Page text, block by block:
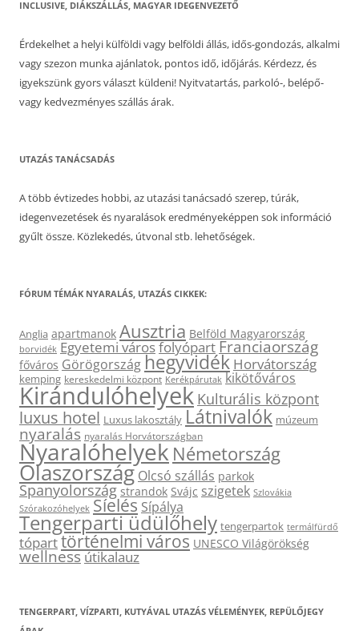
INCLUSIVE, DIÁKSZÁLLÁS, MAGYAR IDEGENVEZETŐ
Érdekelhet a helyi külföldi vagy belföldi állás, idős-gondozás, alkalmi
vagy szezon munka ajánlatok, pontos idő, időjárás. Kérdezz, és
igyekszünk gyors választ küldeni! Nyitvatartás, parkoló-, belépő-
vagy kedvezményes szállás árak.
UTAZÁS TANÁCSADÁS
A több évtizedes hobbi, az utazási tanácsadó szerep, túrák,
idegenvezetések és nyaralások eredményeképpen sok információ
gyűlt össze. Közlekedés, útvonal stb. lehetőségek.
FÓRUM TÉMÁK NYARALÁS, UTAZÁS CIKKEK:
Anglia apartmanok Ausztria Belföld Magyarország
borvidék Egyetemi városfolyópartFranciaország
főváros Görögországhegyvidék Horvátország
kemping kereskedelmi központ Kerékpárutak kikötőváros
Kirándulóhelyek Kulturális központ
luxus hotel Luxus lakosztály Látnivalók múzeum
nyaralás nyaralás Horvátországban
Nyaralóhelyek Németország
Olaszország Olcsó szállás parkok
Spanyolország strandok Svájc szigetek Szlovákia
Szórakozóhelyek Síelés Sípálya
Tengerparti üdülőhely tengerpartok termálfürdő
tóparttörténelmi város UNESCO Világörökség
wellnessútikalauz
TENGERPART, VÍZPARTI, KUTYÁVAL UTAZÁS VÉLEMÉNYEK, REPÜLŐJEGY